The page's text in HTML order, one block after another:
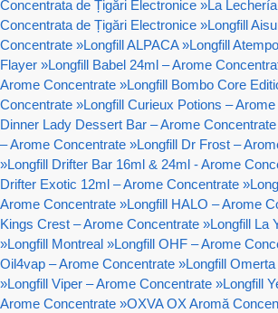
Concentrata de Țigări Electronice »La
Concentrata de Țigări Electronice »Longfill
Concentrate »Longfill ALPACA »Longfill
Flayer »Longfill Babel 24ml – Arome
Arome Concentrate »Longfill Bombo Core
Concentrate »Longfill Curieux Potions –
Dinner Lady Dessert Bar – Arome Concentrate
– Arome Concentrate »Longfill Dr Frost –
»Longfill Drifter Bar 16ml & 24ml - Arome
Drifter Exotic 12ml – Arome Concentrate »
Arome Concentrate »Longfill HALO – Arome
Kings Crest – Arome Concentrate »Longfill La
»Longfill Montreal »Longfill OHF – Arome
Oil4vap – Arome Concentrate »Longfill
»Longfill Viper – Arome Concentrate »Longfill
Arome Concentrate »OXVA OX Aromă